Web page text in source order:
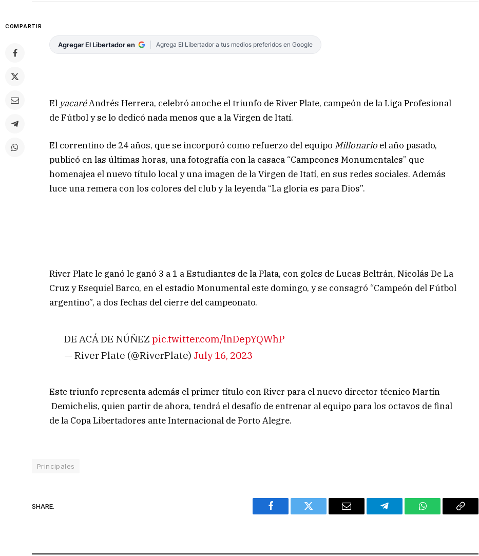
COMPARTIR
Agregar El Libertador en Agrega El Libertador a tus medios preferidos en Google
El yacaréAndrés Herrera, celebró anoche el triunfo de River Plate, campeón de la Liga Profesional
de Fútbol y se lo dedicó nada menos que a la Virgen de Itatí.
El correntino de 24 años, que se incorporó como refuerzo del equipo Millonario el año pasado,
publicó en las últimas horas, una fotografía con la casaca “Campeones Monumentales” que
homenajea el nuevo título local y una imagen de la Virgen de Itatí, en sus redes sociales. Además
luce una remera con los colores del club y la leyenda “La gloria es para Dios”.
River Plate le ganó le ganó 3 a 1 a Estudiantes de la Plata, con goles de Lucas Beltrán, Nicolás De La
Cruz y Esequiel Barco, en el estadio Monumental este domingo, y se consagró “Campeón del Fútbol
argentino”, a dos fechas del cierre del campeonato.
DE ACÁ DE NÚÑEZ pic.twitter.com/lnDepYQWhP
— River Plate (@RiverPlate) July 16, 2023
Este triunfo representa además el primer título con River para el nuevo director técnico Martín
Demichelis, quien partir de ahora, tendrá el desafío de entrenar al equipo para los octavos de final
de la Copa Libertadores ante Internacional de Porto Alegre.
Principales
SHARE.
Facebook Twitter Email Telegram WhatsAppCopy